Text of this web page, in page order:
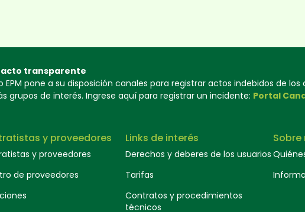
transparente
EPM pone a su disposición canales para registrar actos indebidos de los
grupos de interés. Ingrese aquí para registrar un incidente: Portal
y proveedores
y proveedores
de proveedores
Links de interés
Derechos y deberes de los usuarios
Tarifas
Contratos y procedimientos
técnicos